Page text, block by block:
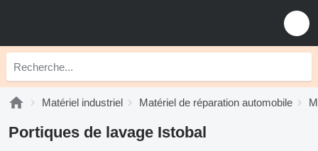
Matériel industriel Matériel de réparation automobile
Portiques de lavage Istobal